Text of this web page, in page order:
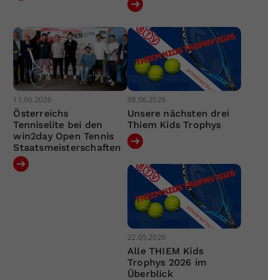
11.06.2026
Österreichs
Tenniselite bei den
win2day Open Tennis
Staatsmeisterschaften
08.06.2026
Unsere nächsten drei
Thiem Kids Trophys
22.05.2026
Alle THIEM Kids
Trophys 2026 im
Überblick